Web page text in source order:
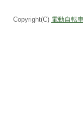
Copyright(C) 電動自転